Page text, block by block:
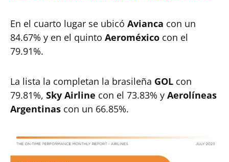
En el cuarto lugar se ubicó Avianca con un
84.67% y en el quinto Aeroméxico con el
79.91%.
La lista la completan la brasileña GOL con
79.81%, Sky Airline con el 73.83% y Aerolíneas
Argentinas con un 66.85%.